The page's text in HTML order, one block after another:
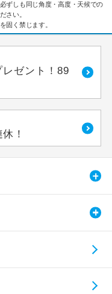
ずしも同じ角度・高度・天候での
さい。
固く禁じます。
ゼント！89
！